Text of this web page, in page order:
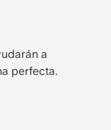
a
perfecta.